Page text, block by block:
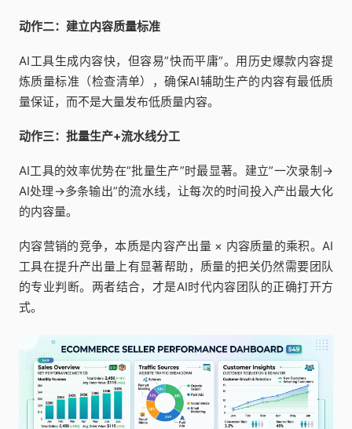
动作二：建立内容质量标准
AI工具生成内容快，但容易”快而平庸”。用历史爆款内容提
炼质量标准（检查清单），确保AI辅助生产的内容有最低质
量保证，而不是大量发布低质量内容。
动作三：批量生产+流水线分工
AI工具的效率优势在”批量生产”时最显著。建立”一次录制→
AI处理→多条输出”的流水线，让每次的时间投入产出最大化
的内容量。
内容营销的竞争，本质是内容产出量 × 内容质量的乘积。AI
工具在提升产出量上有显著帮助，质量的把关仍然需要团队
的专业判断。两者结合，才是AI时代内容团队的正确打开方
式。